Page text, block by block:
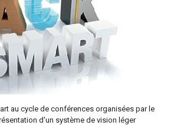
au cycle de conférences organisées par le
d'un système de vision léger